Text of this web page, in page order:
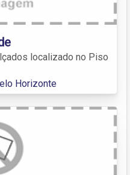
localizado no Piso
Horizonte